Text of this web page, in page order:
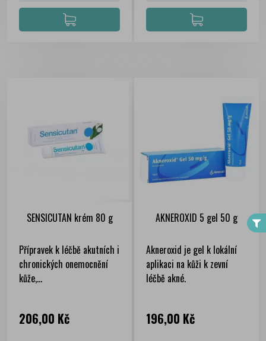
SENSICUTAN krém 80 g
Přípravek k léčbě akutních i
chronických onemocnění
kůže,...
Cena
206,00 Kč
AKNEROXID 5 gel 50 g
Akneroxid je gel k lokální
aplikaci na kůži k zevní
léčbě akné.
Cena
196,00 Kč